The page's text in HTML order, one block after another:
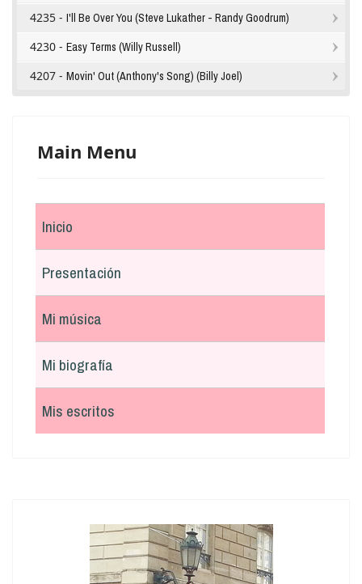
4235 - I'll Be Over You (Steve Lukather - Randy Goodrum)
4230 - Easy Terms (Willy Russell)
4207 - Movin' Out (Anthony's Song) (Billy Joel)
Main Menu
Inicio
Presentación
Mi música
Mi biografía
Mis escritos